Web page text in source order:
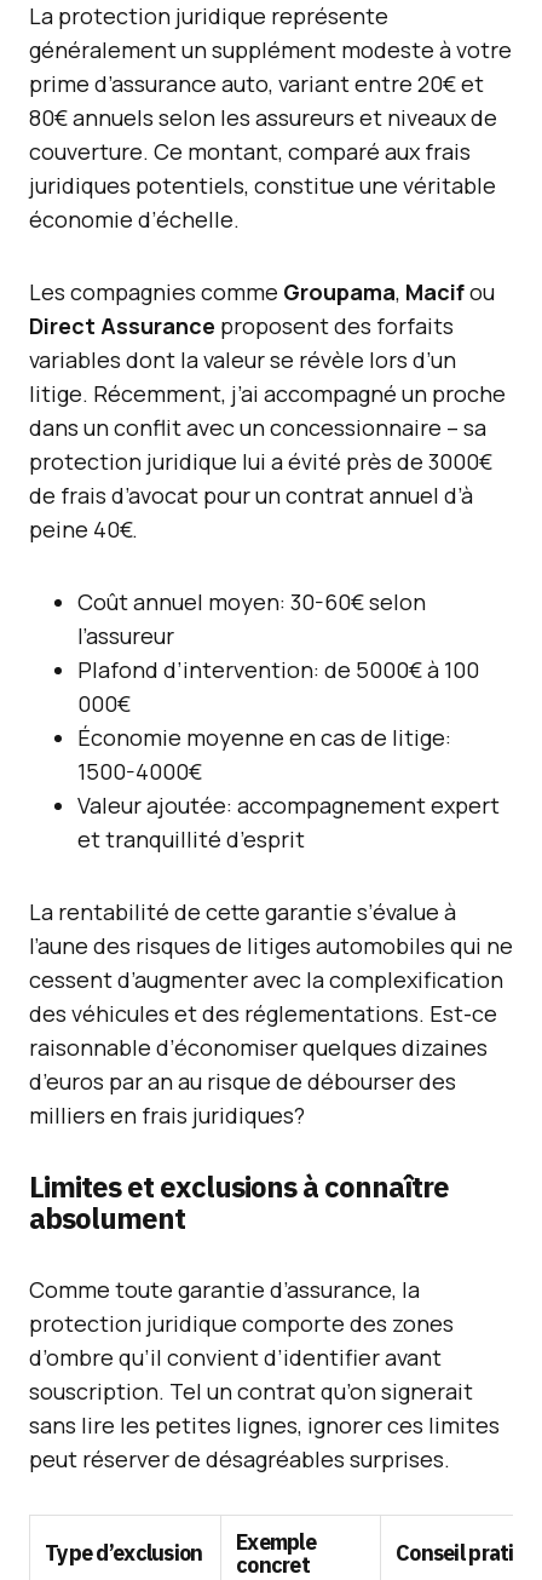
La protection juridique représente
généralement un supplément modeste à votre
prime d’assurance auto, variant entre 20€ et
80€ annuels selon les assureurs et niveaux de
couverture. Ce montant, comparé aux frais
juridiques potentiels, constitue une véritable
économie d’échelle.
Les compagnies comme Groupama, Macifou
Direct Assurance proposent des forfaits
variables dont la valeur se révèle lors d’un
litige. Récemment, j’ai accompagné un proche
dans un conflit avec un concessionnaire – sa
protection juridique lui a évité près de 3000€
de frais d’avocat pour un contrat annuel d’à
peine 40€.
Coût annuel moyen: 30-60€ selon
l’assureur
Plafond d’intervention: de 5000€ à 100
000€
Économie moyenne en cas de litige:
1500-4000€
Valeur ajoutée: accompagnement expert
et tranquillité d’esprit
La rentabilité de cette garantie s’évalue à
l’aune des risques de litiges automobiles qui ne
cessent d’augmenter avec la complexification
des véhicules et des réglementations. Est-ce
raisonnable d’économiser quelques dizaines
d’euros par an au risque de débourser des
milliers en frais juridiques?
Limites et exclusions à connaître
absolument
Comme toute garantie d’assurance, la
protection juridique comporte des zones
d’ombre qu’il convient d’identifier avant
souscription. Tel un contrat qu’on signerait
sans lire les petites lignes, ignorer ces limites
peut réserver de désagréables surprises.
Type d’exclusion
Exemple
concret
Conseil